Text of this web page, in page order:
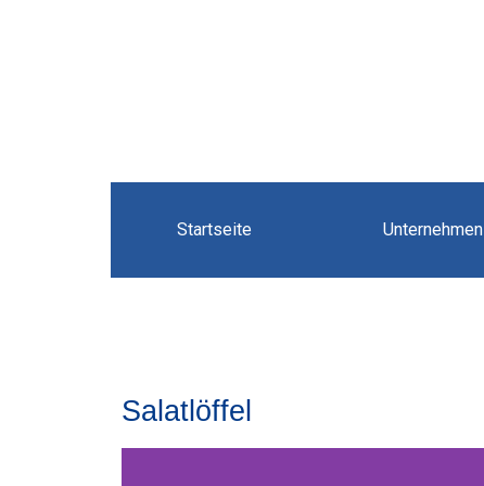
Startseite Unternehmen
Salatlöffel